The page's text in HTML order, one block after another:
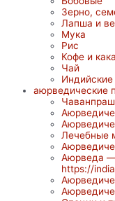
Зерно,
Лапша и
Мука
Рис
Кофе и
Чай
Индийские
аюрведические
Лечебные
Аюрведа —
https://